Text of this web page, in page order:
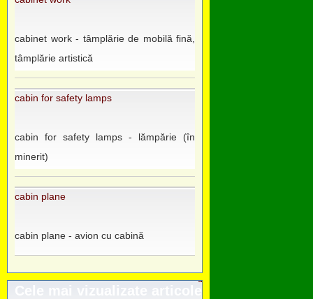
cabinet work - tâmplărie de mobilă fină,
tâmplărie artistică
cabin for safety lamps
cabin for safety lamps - lămpărie (în
minerit)
cabin plane
cabin plane - avion cu cabină
Cele mai vizualizate articole